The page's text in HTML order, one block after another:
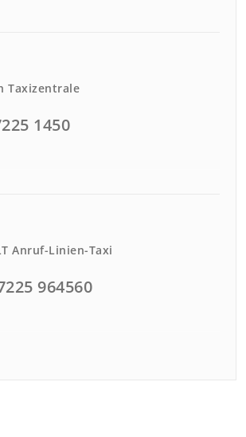
Taxizentrale
1450
Anruf-Linien-Taxi
964560